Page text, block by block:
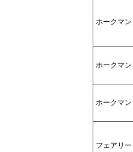
ホークマン
ホークマン
ホークマン
フェアリー